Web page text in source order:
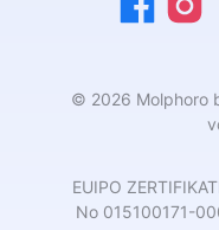
© 2026 Molphoro
EUIPO
No 015100171-